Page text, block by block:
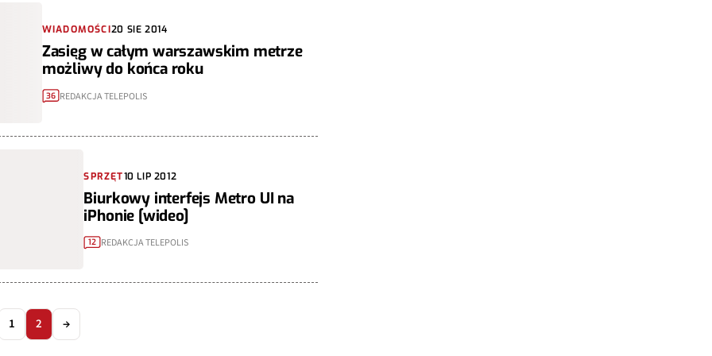
WIADOMOŚCI20 SIE 2014
Zasięg w całym warszawskim metrze
możliwy do końca roku
36 REDAKCJA TELEPOLIS
SPRZĘT10 LIP 2012
Biurkowy interfejs Metro UI na
iPhonie [wideo]
12 REDAKCJA TELEPOLIS
1 2 →